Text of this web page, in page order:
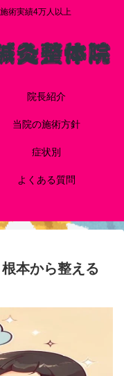
術実績4万人以上
院長紹介
当院の施術方針
症状別
よくある質問
本から整える